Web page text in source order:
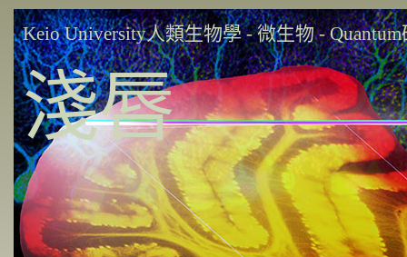
Keio University人類生物學 - 微生物 -
淺唇